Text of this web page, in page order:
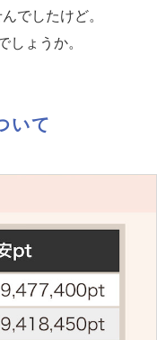
でしたけど。
しょうか。
いて